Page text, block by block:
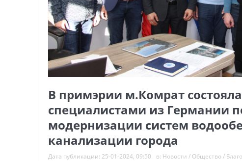
В примэрии м.Комрат
специалистами из Германии
модернизации систем
канализации города
Дата публикации: 25-01-2024, 09:50 в: Новости / Общество/